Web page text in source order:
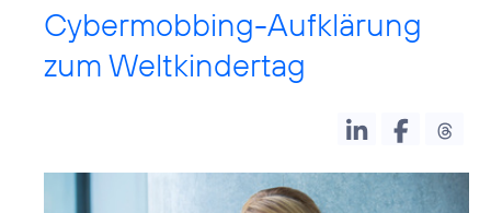
Cybermobbing-Aufklärung
zum Weltkindertag